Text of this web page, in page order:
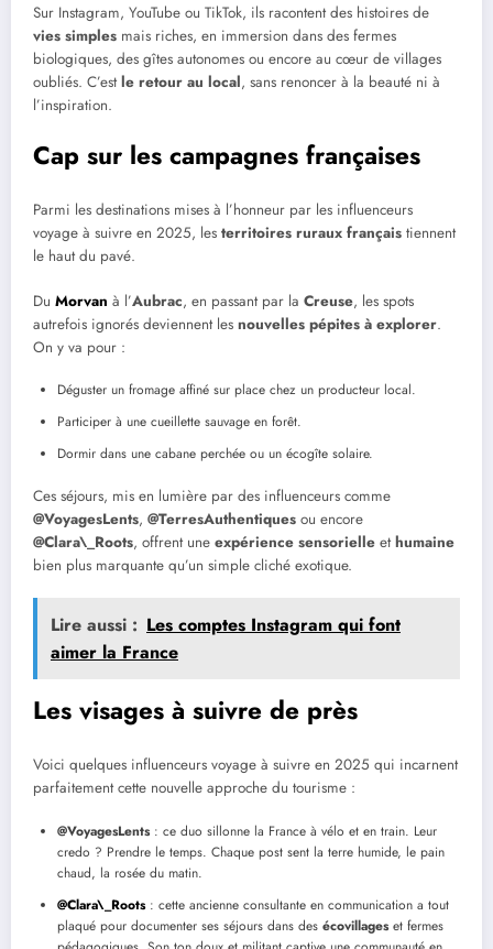
Sur Instagram, YouTube ou TikTok, ils racontent des histoires de
vies simples mais riches, en immersion dans des fermes
biologiques, des gîtes autonomes ou encore au cœur de villages
oubliés. C’estle retour au local, sans renoncer à la beauté ni à
l’inspiration.
Cap sur les campagnes françaises
Parmi les destinations mises à l’honneur par les influenceurs
voyage à suivre en 2025, les territoires ruraux français tiennent
le haut du pavé.
Du Morvan à l’Aubrac, en passant par la Creuse, les spots
autrefois ignorés deviennent les nouvelles pépites à explorer.
On y va pour :
Déguster un fromage affiné sur place chez un producteur local.
Participer à une cueillette sauvage en forêt.
Dormir dans une cabane perchée ou un écogîte solaire.
Ces séjours, mis en lumière par des influenceurs comme
@VoyagesLents, @TerresAuthentiques ou encore
@Clara\_Roots, offrent une expérience sensorielle ethumaine
bien plus marquante qu’un simple cliché exotique.
Lire aussi : Les comptes Instagram qui font
aimer la France
Les visages à suivre de près
Voici quelques influenceurs voyage à suivre en 2025 qui incarnent
parfaitement cette nouvelle approche du tourisme :
@VoyagesLents: ce duo sillonne la France à vélo et en train. Leur
credo ? Prendre le temps. Chaque post sent la terre humide, le pain
chaud, la rosée du matin.
@Clara\_Roots : cette ancienne consultante en communication a tout
plaqué pour documenter ses séjours dans des écovillageset fermes